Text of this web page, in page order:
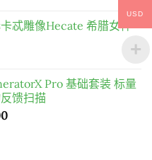
忒雕像Hecate 希腊女神
：
Pro 基础套装 标量
馈扫描
目
USD